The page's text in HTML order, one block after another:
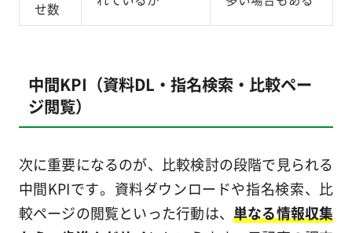
せ数
中間KPI（資料DL・指名検索・比較ペー
ジ閲覧）
次に重要になるのが、比較検討の段階で見られる
中間KPIです。資料ダウンロードや指名検索、比
較ページの閲覧といった行動は、 単なる情報収集